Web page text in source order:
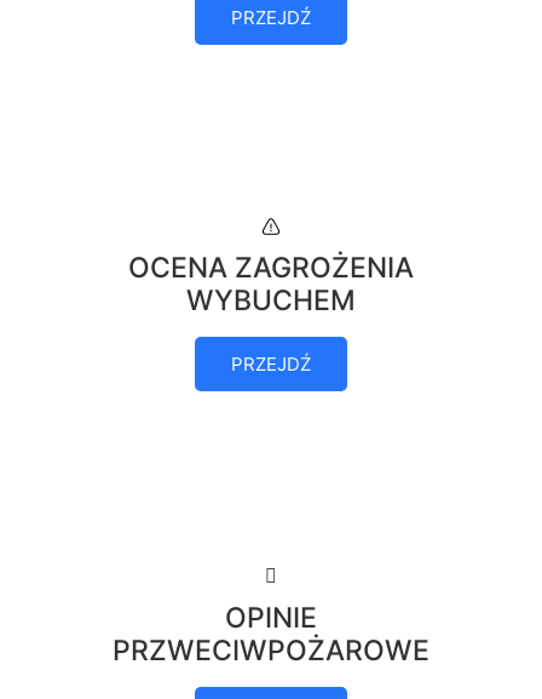
PRZEJDŹ
OCENA ZAGROŻENIA
WYBUCHEM
PRZEJDŹ
OPINIE
PRZWECIWPOŻAROWE